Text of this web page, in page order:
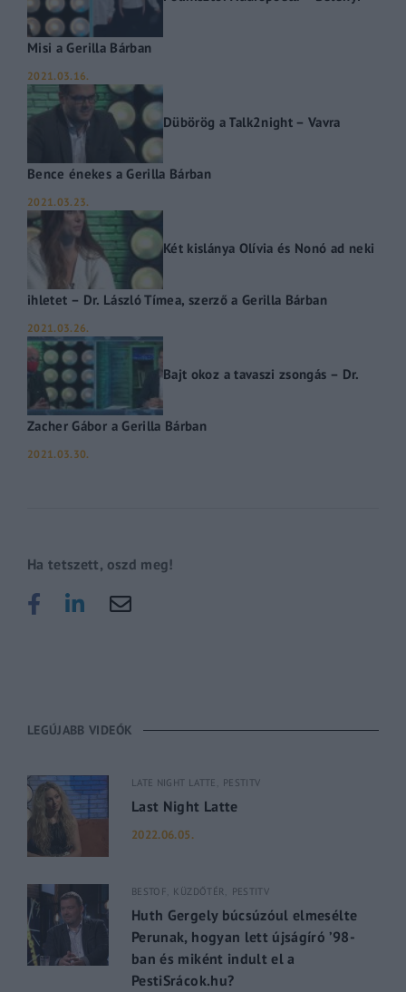
Misi a Gerilla Bárban
2021.03.16.
Dübörög a Talk2night – Vavra
Bence énekes a Gerilla Bárban
2021.03.23.
Két kislánya Olívia és Nonó ad neki
ihletet – Dr. László Tímea, szerző a Gerilla Bárban
2021.03.26.
Bajt okoz a tavaszi zsongás – Dr.
Zacher Gábor a Gerilla Bárban
2021.03.30.
Ha tetszett, oszd meg!
LEGÚJABB VIDEÓK
LATE NIGHT LATTE PESTITV
Last Night Latte
2022.06.05.
BESTOF KÜZDŐTÉR PESTITV
Huth Gergely búcsúzóul elmesélte
Perunak, hogyan lett újságíró ’98-
ban és miként indult el a
PestiSrácok.hu?